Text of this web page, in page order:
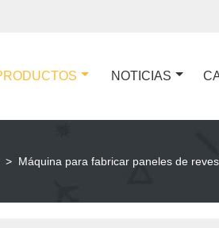
NOTICIAS
> Máquina para fabricar paneles de